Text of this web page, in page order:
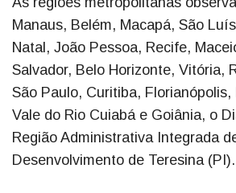
Manaus, Belém, Macapá, São
Natal, João Pessoa, Recife,
Salvador, Belo Horizonte, Vitória,
São Paulo, Curitiba, Florianópolis,
Vale do Rio Cuiabá e Goiânia, o
Região Administrativa Integrada
Desenvolvimento de Teresina (PI).